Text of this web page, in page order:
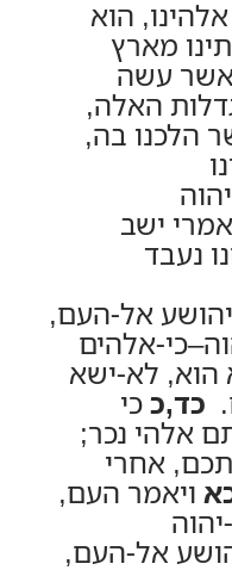
הוא
מארץ
עשה
האלה,
הלכנו בה,
ישב
נעבד
אל-העם,
אלהים
הוא, לא-ישא
כד,ככי
אלהי נכר;
אחרי
ויאמר העם,
אל-העם,